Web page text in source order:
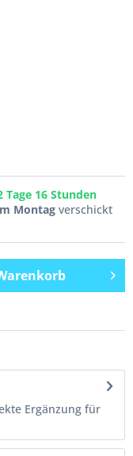
Tage 16 Stunden
Montag verschickt
Ergänzung für